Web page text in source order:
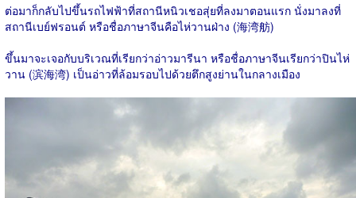
ต่อมาก็กลับไปขึ้นรถไฟฟ้าที่สถานีหนิวเชอสุ่ยที่ลงมาตอนแรก นั่งมาลงที่
สถานีเบย์ฟรอนต์ หรือชื่อภาษาจีนคือไห่วานฝ่าง (海湾舫)
ขึ้นมาจะเจอกับบริเวณที่เรียกว่าอ่าวมารีนา หรือชื่อภาษาจีนเรียกว่าปินไห่
วาน (滨海湾) เป็นอ่าวที่ล้อมรอบไปด้วยตึกสูงย่านในกลางเมือง